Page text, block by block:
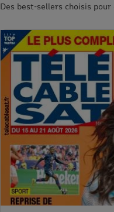
Des best-sellers choisis